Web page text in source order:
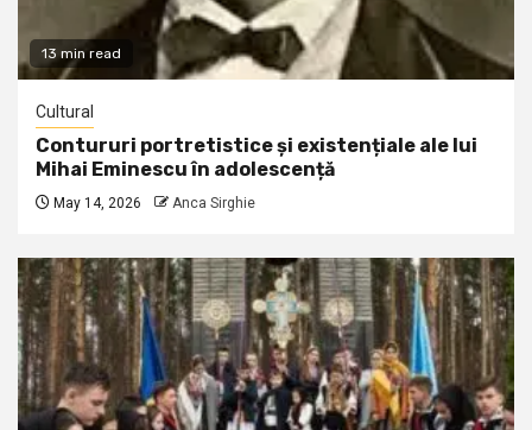
13 min read
Cultural
Contururi portretistice și existențiale ale lui
Mihai Eminescu în adolescență
May 14, 2026 Anca Sirghie